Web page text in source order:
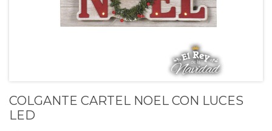
COLGANTE CARTEL NOEL CON LUCES
LED